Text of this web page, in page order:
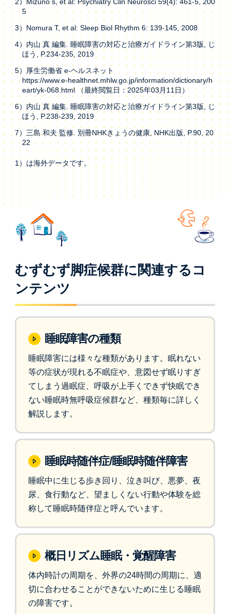
5
3）Nomura T, et al: Sleep Biol Rhythm 6: 139-145, 2008
4）内山 真 編集. 睡眠障害の対応と治療ガイドライン第3版, じ
ほう, P.234-235, 2019
5）厚生労働省 e-ヘルスネット
https://www.e-healthnet.mhlw.go.jp/information/dictionary/h
eart/yk-068.html （最終閲覧日：2025年03月11日）
6）内山 真 編集. 睡眠障害の対応と治療ガイドライン第3版, じ
ほう, P.238-239, 2019
7）三島 和夫 監修. 別冊NHKきょうの健康, NHK出版, P.90, 20
22
1）は海外データです。
むずむず脚症候群に関連するコ
ンテンツ
睡眠障害の種類
睡眠障害には様々な種類があります。眠れない
等の症状が現れる不眠症や、意図せず眠りすぎ
てしまう過眠症、呼吸が上手くできず快眠でき
ない睡眠時無呼吸症候群など、種類毎に詳しく
解説します。
睡眠時随伴症/睡眠時随伴障害
睡眠中に生じる歩き回り、泣き叫び、悪夢、夜
尿、食行動など、望ましくない行動や体験を総
称して睡眠時随伴症と呼んでいます。
概日リズム睡眠・覚醒障害
体内時計の周期を、外界の24時間の周期に、適
切に合わせることができないために生じる睡眠
の障害です。